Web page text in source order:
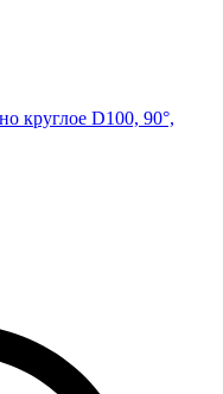
круглое D100, 90°,